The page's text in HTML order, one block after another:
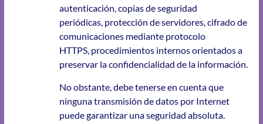
autenticación, copias de seguridad
periódicas, protección de servidores, cifrado de
comunicaciones mediante protocolo
HTTPS, procedimientos internos orientados a
preservar la confidencialidad de la información.
No obstante, debe tenerse en cuenta que
ninguna transmisión de datos por Internet
puede garantizar una seguridad absoluta.